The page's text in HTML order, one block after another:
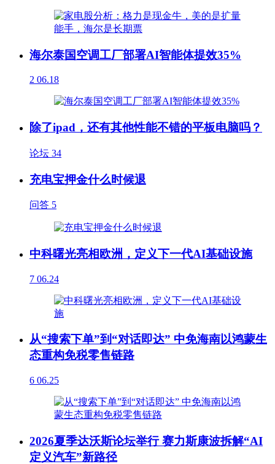
海尔泰国空调工厂部署AI智能体提效35%
2 06.18
除了ipad，还有其他性能不错的平板电脑吗？
论坛 34
充电宝押金什么时候退
问答 5
中科曙光亮相欧洲，定义下一代AI基础设施
7 06.24
从“搜索下单”到“对话即达” 中免海南以鸿蒙生
态重构免税零售链路
6 06.25
2026夏季达沃斯论坛举行 赛力斯康波拆解“AI
定义汽车”新路径